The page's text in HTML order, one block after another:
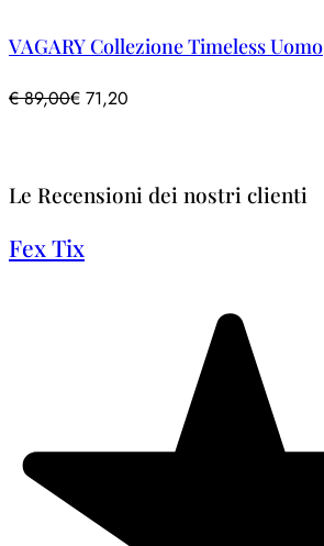
VAGARY Collezione Timeless Uomo
€89,00€ 71,20
Le Recensioni dei nostri clienti
Fex Tix